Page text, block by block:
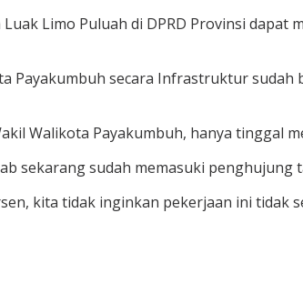
Limo Puluah di DPRD Provinsi dapat
Payakumbuh secara Infrastruktur
Walikota Payakumbuh, hanya tinggal
sekarang sudah memasuki penghujung
kita tidak inginkan pekerjaan ini tidak